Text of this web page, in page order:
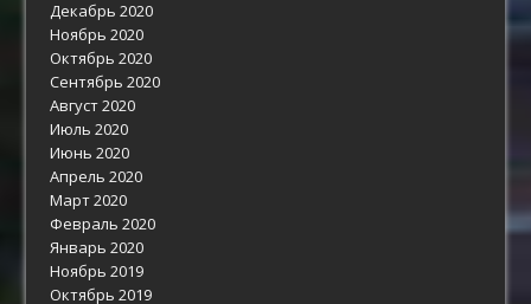
Декабрь 2020
Ноябрь 2020
Октябрь 2020
Сентябрь 2020
Август 2020
Июль 2020
Июнь 2020
Апрель 2020
Март 2020
Февраль 2020
Январь 2020
Ноябрь 2019
Октябрь 2019